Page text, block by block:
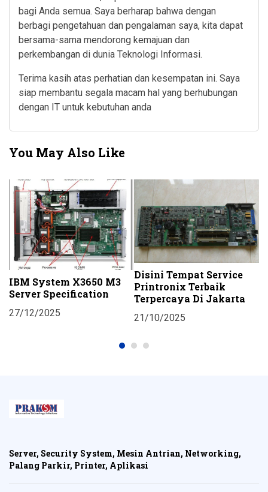
bagi Anda semua. Saya berharap bahwa dengan
berbagi pengetahuan dan pengalaman saya, kita dapat
bersama-sama mendorong kemajuan dan
perkembangan di dunia Teknologi Informasi.
Terima kasih atas perhatian dan kesempatan ini. Saya
siap membantu segala macam hal yang berhubungan
dengan IT untuk kebutuhan anda
You May Also Like
IBM System X3650 M3
Server Specification
27/12/2025
Disini Tempat Service
Printronix Terbaik
Terpercaya Di Jakarta
21/10/2025
Server, Security System, Mesin Antrian, Networking,
Palang Parkir, Printer, Aplikasi